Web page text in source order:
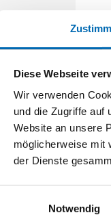
Diese Webseite
Wir verwenden
und die Zugriffe auf
Website an unsere
möglicherweise mit
der Dienste
Notwendig